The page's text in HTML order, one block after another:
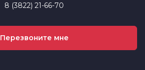
8 (3822) 21-66-70
Перезвоните мне